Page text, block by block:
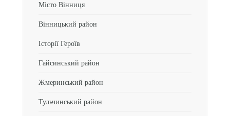
Місто Вінниця
Вінницький район
Історії Героїв
Гайсинський район
Жмеринський район
Тульчинський район